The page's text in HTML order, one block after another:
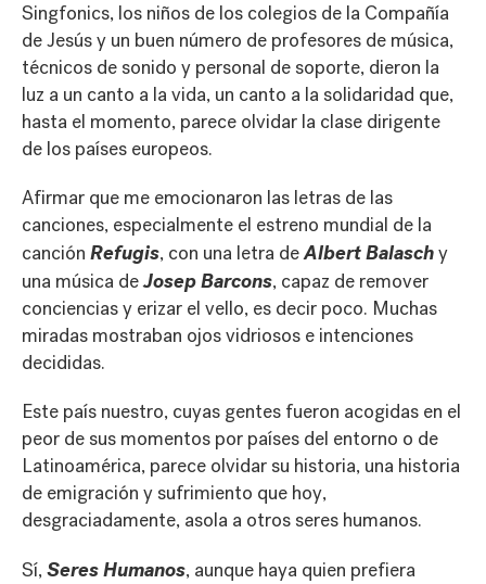
Singfonics, los niños de los colegios de la Compañía
de Jesús y un buen número de profesores de música,
técnicos de sonido y personal de soporte, dieron la
luz a un canto a la vida, un canto a la solidaridad que,
hasta el momento, parece olvidar la clase dirigente
de los países europeos.
Afirmar que me emocionaron las letras de las
canciones, especialmente el estreno mundial de la
canción Refugis, con una letra deAlbert Balaschy
una música deJosep Barcons, capaz de remover
conciencias y erizar el vello, es decir poco. Muchas
miradas mostraban ojos vidriosos e intenciones
decididas.
Este país nuestro, cuyas gentes fueron acogidas en el
peor de sus momentos por países del entorno o de
Latinoamérica, parece olvidar su historia, una historia
de emigración y sufrimiento que hoy,
desgraciadamente, asola a otros seres humanos.
Sí,Seres Humanos, aunque haya quien prefiera